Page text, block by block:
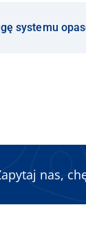
systemu
nas,